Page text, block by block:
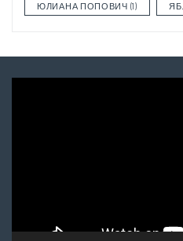
ЮЛИАНА ПОПОВИЧ (1)